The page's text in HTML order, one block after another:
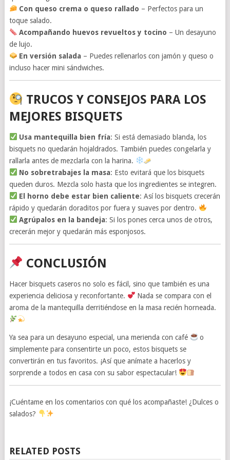
Con queso crema o queso rallado – Perfectos para un
toque salado.
Acompañando huevos revueltos y tocino – Un desayuno
de lujo.
En versión salada – Puedes rellenarlos con jamón y queso o
incluso hacer mini sándwiches.
TRUCOS Y CONSEJOS PARA LOS
MEJORES BISQUETS
Usa mantequilla bien fría: Si está demasiado blanda, los
bisquets no quedarán hojaldrados. También puedes congelarla y
rallarla antes de mezclarla con la harina.
No sobretrabajes la masa: Esto evitará que los bisquets
queden duros. Mezcla solo hasta que los ingredientes se integren.
El horno debe estar bien caliente: Así los bisquets crecerán
rápido y quedarán doraditos por fuera y suaves por dentro.
Agrúpalos en la bandeja: Si los pones cerca unos de otros,
crecerán mejor y quedarán más esponjosos.
CONCLUSIÓN
Hacer bisquets caseros no solo es fácil, sino que también es una
experiencia deliciosa y reconfortante.
Nada se compara con el
aroma de la mantequilla derritiéndose en la masa recién horneada.
Ya sea para un desayuno especial, una merienda con café
o
simplemente para consentirte un poco, estos bisquets se
convertirán en tus favoritos. ¡Así que anímate a hacerlos y
sorprende a todos en casa con su sabor espectacular!
¡Cuéntame en los comentarios con qué los acompañaste! ¿Dulces o
salados?
RELATED POSTS